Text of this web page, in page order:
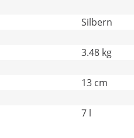
Silbern
3.48 kg
13 cm
7 l